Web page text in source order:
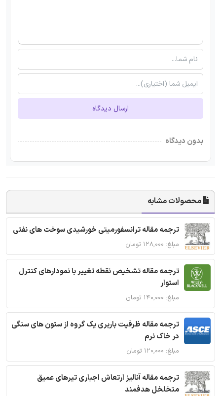
ارسال دیدگاه
بدون دیدگاه
محصولات مشابه
ترجمه مقاله ترانسفورمیتی خورشیدی سوخت های نفتی
مبلغ: ۱۲۸,۰۰۰ تومان
ترجمه مقاله تشخیص نقطه تغییر با نمودارهای کنترل
استوار
مبلغ: ۱۴۰,۰۰۰ تومان
ترجمه مقاله ظرفیت باربری یک گروه از ستون های سنگی
در خاک نرم
مبلغ: ۱۲۰,۰۰۰ تومان
ترجمه مقاله آنالیز ارتعاش اجباری تیرهای عمیق
متخلخل هدفمند